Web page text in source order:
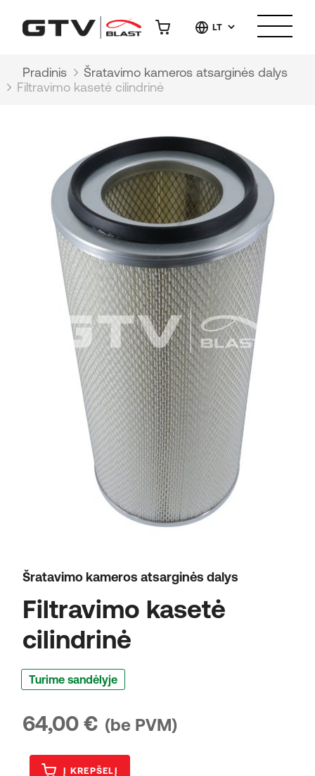
LT
Pradinis
Šratavimo kameros atsarginės dalys
Filtravimo kasetė cilindrinė
Šratavimo kameros atsarginės dalys
Filtravimo kasetė
cilindrinė
Turime sandėlyje
64,00 € (be PVM)
Į KREPŠELĮ